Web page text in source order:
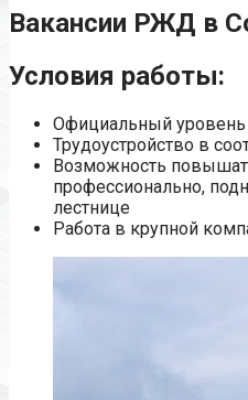
Вакансии РЖД в
Условия работы:
Официальный уровень
Трудоустройство в
Возможность
профессионально,
лестнице
Работа в крупной